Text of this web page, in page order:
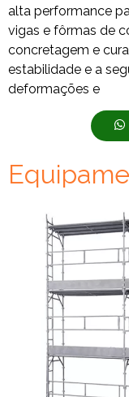
alta performance
vigas e fôrmas de
concretagem e
estabilidade e a
deformações e